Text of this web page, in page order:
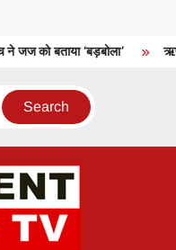
जज को बताया ‘बड़बोला’